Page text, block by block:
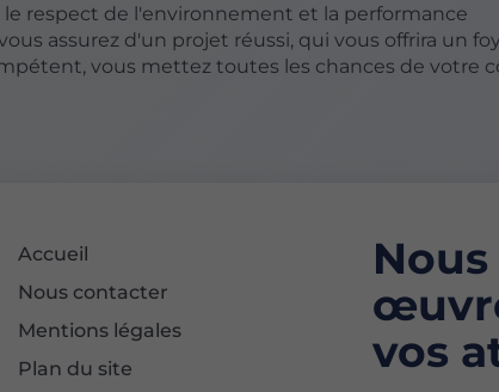
respect de l'environnement et la performance
assurez d'un projet réussi, qui vous offrira un
vous mettez toutes les chances de votre
Accueil
Nous contacter
Mentions légales
Plan du site
vos